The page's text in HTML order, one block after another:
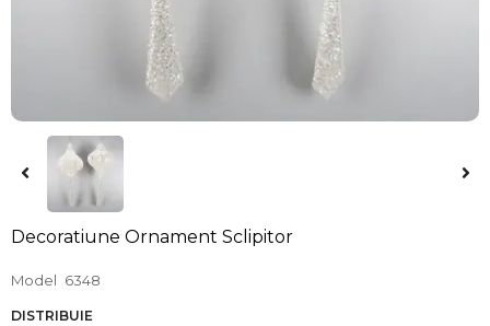
Decoratiune Ornament Sclipitor
Model 6348
DISTRIBUIE